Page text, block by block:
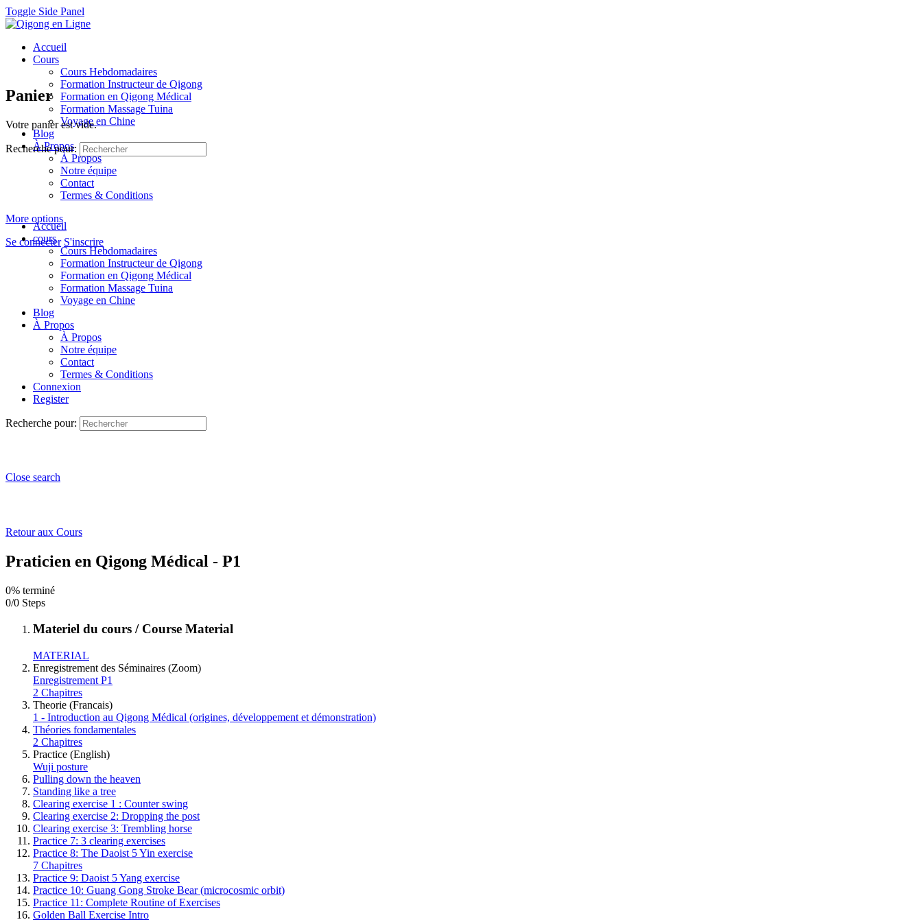
Toggle Side Panel
Accueil
Cours
Cours Hebdomadaires
Formation Instructeur de Qigong
Formation en Qigong Médical
Formation Massage Tuina
Voyage en Chine
Blog
À Propos
À Propos
Notre équipe
Contact
Termes & Conditions
More options
Se connecter S'inscrire
Panier
Votre panier est vide.
Recherche pour:
Accueil
cours
Cours Hebdomadaires
Formation Instructeur de Qigong
Formation en Qigong Médical
Formation Massage Tuina
Voyage en Chine
Blog
À Propos
À Propos
Notre équipe
Contact
Termes & Conditions
Connexion
Register
Recherche pour:
Close search
Retour aux Cours
Praticien en Qigong Médical - P1
0% terminé
0/0 Steps
Materiel du cours / Course Material
MATERIAL
Enregistrement des Séminaires (Zoom)
Enregistrement P1
2 Chapitres
Theorie (Francais)
1 - Introduction au Qigong Médical (origines, développement et démonstration)
Théories fondamentales
2 Chapitres
Practice (English)
Wuji posture
Pulling down the heaven
Standing like a tree
Clearing exercise 1 : Counter swing
Clearing exercise 2: Dropping the post
Clearing exercise 3: Trembling horse
Practice 7: 3 clearing exercises
Practice 8: The Daoist 5 Yin exercise
7 Chapitres
Practice 9: Daoist 5 Yang exercise
Practice 10: Guang Gong Stroke Bear (microcosmic orbit)
Practice 11: Complete Routine of Exercises
Golden Ball Exercise Intro